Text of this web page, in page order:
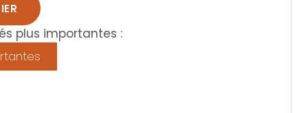
plus importantes :